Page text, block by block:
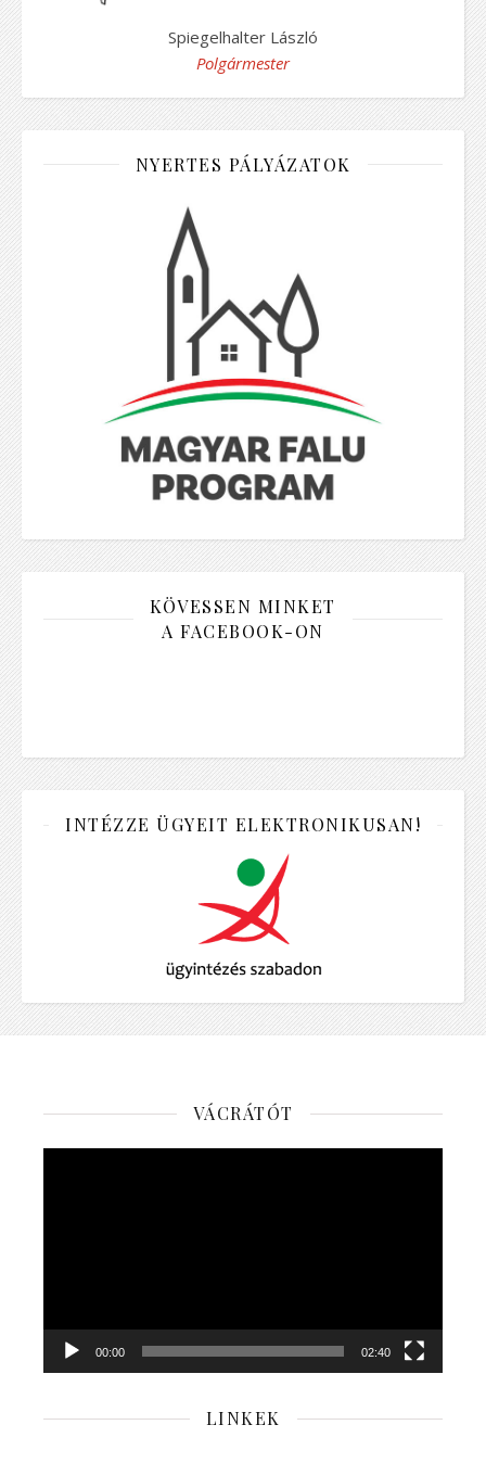
Spiegelhalter László
Polgármester
NYERTES PÁLYÁZATOK
KÖVESSEN MINKET
A FACEBOOK-ON
INTÉZZE ÜGYEIT ELEKTRONIKUSAN!
VÁCRÁTÓT
00:00 02:40
LINKEK